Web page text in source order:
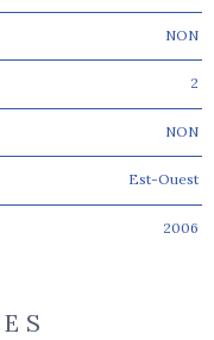
NON
2
NON
Est-Ouest
2006